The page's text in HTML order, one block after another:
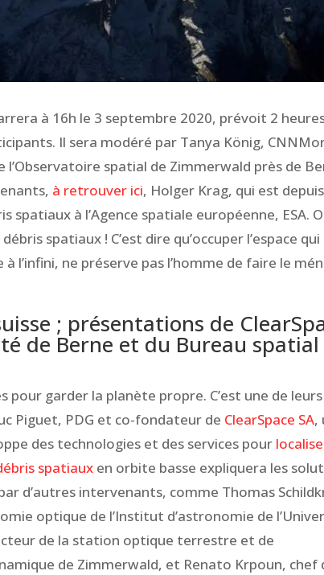
à 16h le 3 septembre 2020, prévoit 2
Il sera modéré par Tanya König,
l’Observatoire spatial de Zimmerwald près de
à retrouver ici, Holger Krag, qui est
spatiaux à l’Agence spatiale européenne, ESA.
spatiaux ! C’est dire qu’occuper l’espace qui
l’infini, ne préserve pas l’homme de faire le
; présentations de
de Berne et du Bureau spatial
pour garder la planète propre. C’est une de leurs
Piguet, PDG et co-fondateur de ClearSpace SA,
des technologies et des services pour
spatiaux en orbite basse expliquera les
d’autres intervenants, comme Thomas
optique de l’Institut d’astronomie de
de la station optique terrestre et de
de Zimmerwald, et Renato Krpoun, chef